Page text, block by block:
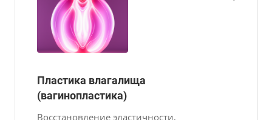
Пластика влагалища
(вагинопластика)
Восстановление эластичности,